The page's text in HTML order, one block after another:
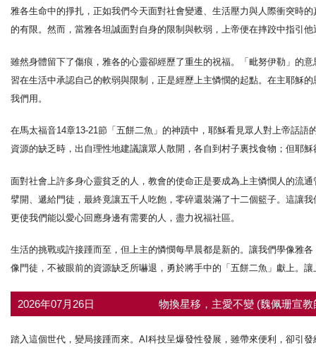
雅各生命中的掙扎，正如我們今天面對社會變遷、生活壓力與人際衝突時
的有限。然而，當雅各坦誠面對自身的限制與軟弱，上帝便在摔跤中指引他
雖然身體留下了傷痕，雅各的心靈卻經歷了重生的祝福。「毗努伊勒」
習在生活中承認自己的軟弱與限制，正是經歷上主憐憫的起點。在主耶穌
我們用。
在馬太福音14章13-21節「五餅二魚」的神蹟中，耶穌看見眾人對上帝話
資源的缺乏時，出自理性地建議讓眾人散開，各自到村子裏找食物；但耶
面對社會上許多身心靈貧乏的人，教會的使命正是要成為上主憐憫人的流
擘開、遞給門徒，最終竟讓五千人吃飽，零碎還裝滿了十二個籃子。這讓
更使我們能以愛心回應身邊有需要的人，盡力祝福社區。
生活的挑戰或許接踵而至，但上主的憐憫每早晨都是新的。讓我們學像雅
像門徒，不被眼前的資源缺乏所嚇退，勇於將手中的「五餅二魚」獻上。
2026年07月26日 物換星移，主愛不變 (魏佩珊宣
踏入這個世代，變局接踵而來。AI科技呈爆發性發展，雖帶來便利，卻引